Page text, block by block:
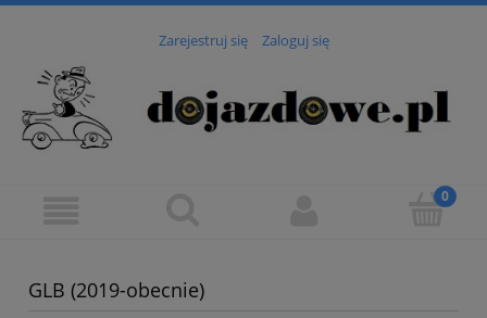
Zarejestruj się Zaloguj się
GLB (2019-obecnie)